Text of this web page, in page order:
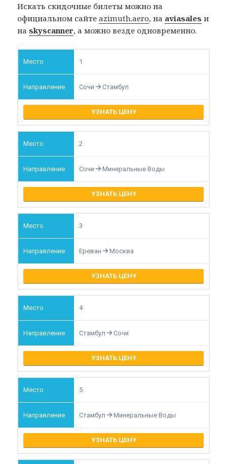
Искать скидочные билеты можно на
официальном сайтеazimuth.aero, на aviasales и
наskyscanner, а можно везде одновременно.
1
Сочи Стамбул
УЗНАТЬ ЦЕНУ
2
Сочи Минеральные Воды
УЗНАТЬ ЦЕНУ
3
Ереван Москва
УЗНАТЬ ЦЕНУ
4
Стамбул Сочи
УЗНАТЬ ЦЕНУ
5
Стамбул Минеральные Воды
УЗНАТЬ ЦЕНУ